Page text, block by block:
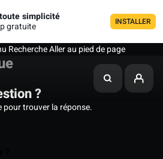
simplicité
gratuite
INSTALLER
RechercheAller au pied de page
?
pour trouver la réponse.